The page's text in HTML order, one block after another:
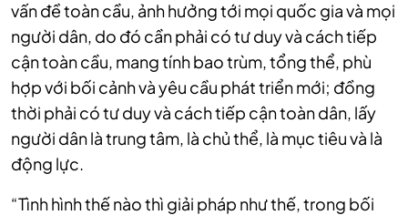
vấn đề toàn cầu, ảnh hưởng tới mọi quốc gia và mọi
người dân, do đó cần phải có tư duy và cách tiếp
cận toàn cầu, mang tính bao trùm, tổng thể, phù
hợp với bối cảnh và yêu cầu phát triển mới; đồng
thời phải có tư duy và cách tiếp cận toàn dân, lấy
người dân là trung tâm, là chủ thể, là mục tiêu và là
động lực.
“Tình hình thế nào thì giải pháp như thế, trong bối